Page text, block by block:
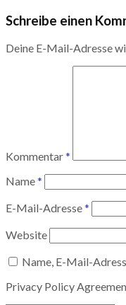
Schreibe einen
Deine E-Mail-Adresse
Kommentar*
Name*
E-Mail-Adresse*
Website
Name, E-Mail-
Privacy Policy